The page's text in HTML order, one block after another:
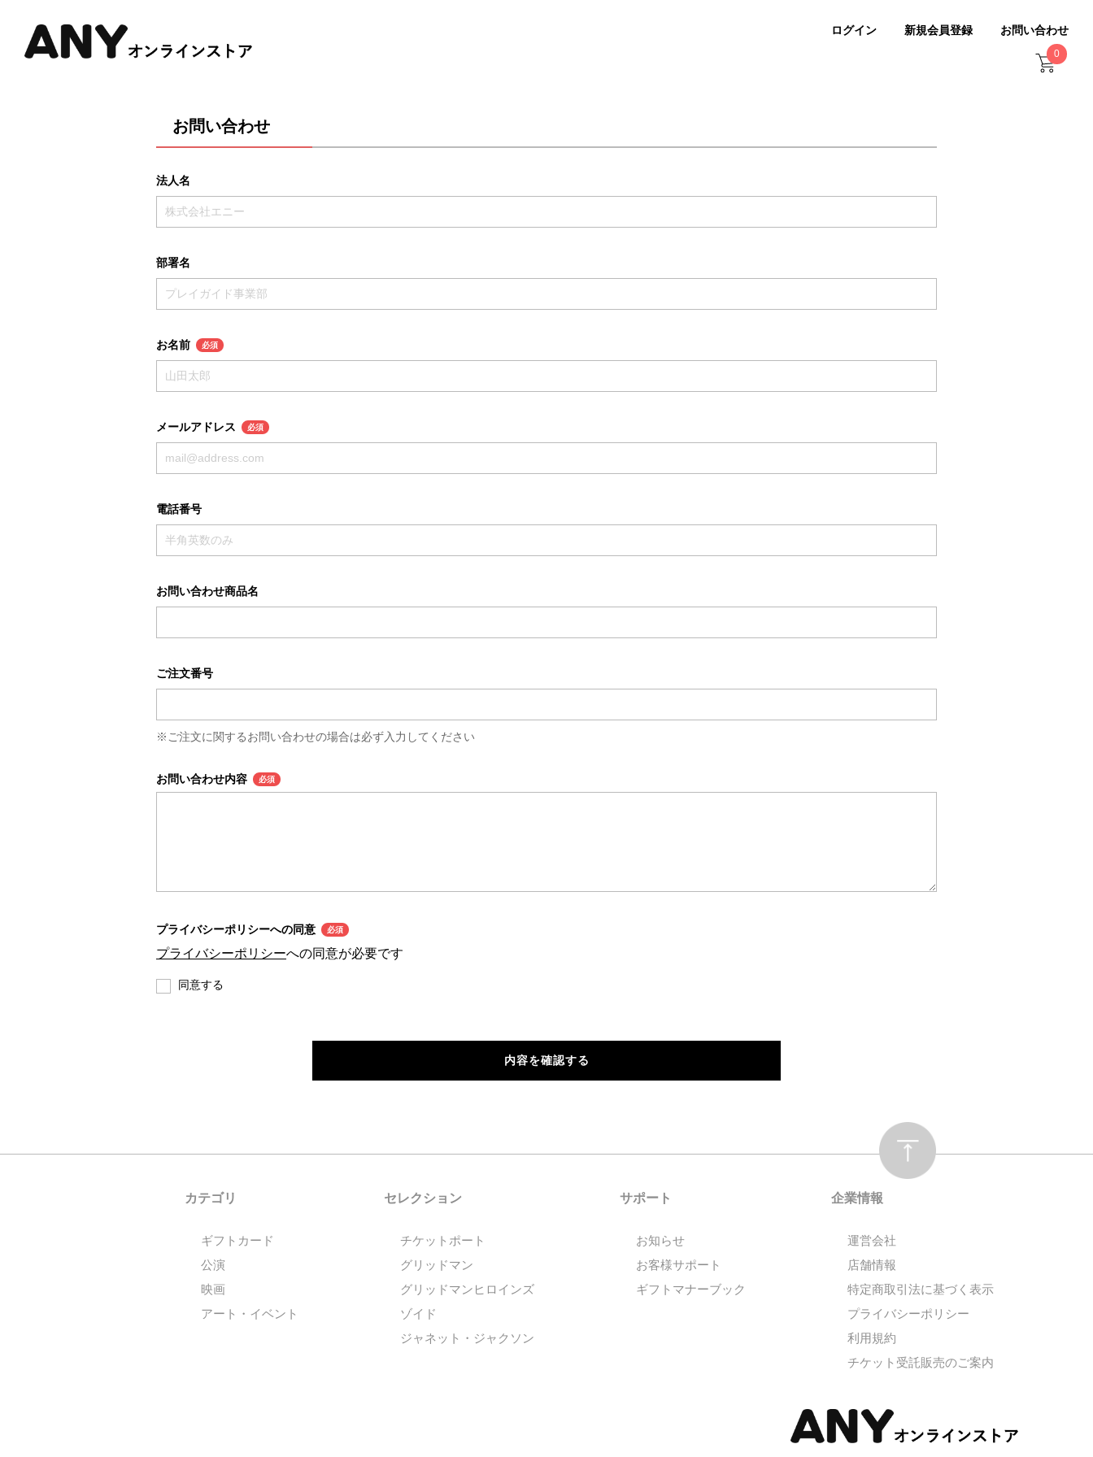
ログイン 新規会員登録 お問い合わせ
0
お問い合わせ
法人名
部署名
お名前 必須
メールアドレス 必須
電話番号
お問い合わせ商品名
ご注文番号
※ご注文に関するお問い合わせの場合は必ず入力してください
お問い合わせ内容 必須
プライバシーポリシーへの同意 必須
プライバシーポリシーへの同意が必要です
同意する
内容を確認する
カテゴリ
ギフトカード
公演
映画
アート・イベント
セレクション
チケットポート
グリッドマン
グリッドマンヒロインズ
ゾイド
ジャネット・ジャクソン
サポート
お知らせ
お客様サポート
ギフトマナーブック
企業情報
運営会社
店舗情報
特定商取引法に基づく表示
プライバシーポリシー
利用規約
チケット受託販売のご案内